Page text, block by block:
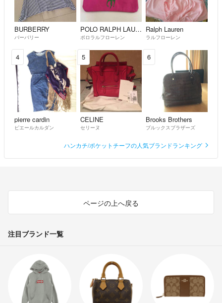
BURBERRY
バーバリー
POLO RALPH LAUREN
ポロラルフローレン
Ralph Lauren
ラルフローレン
4
pierre cardin
ピエールカルダン
5
CELINE
セリーヌ
6
Brooks Brothers
ブルックスブラザーズ
ハンカチ/ポケットチーフの人気ブランドランキング
ページの上へ戻る
注目ブランド一覧